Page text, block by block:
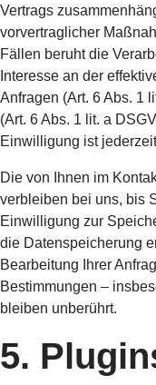
Vertrags
vorvertraglicher
Fällen beruht die
Interesse an der
Anfragen (Art. 6 Abs. 1
(Art. 6 Abs. 1 lit. a
Einwilligung ist
Die von Ihnen im
verbleiben bei uns, bis
Einwilligung zur
die Datenspeicherung
Bearbeitung Ihrer
Bestimmungen –
bleiben unberührt.
5.